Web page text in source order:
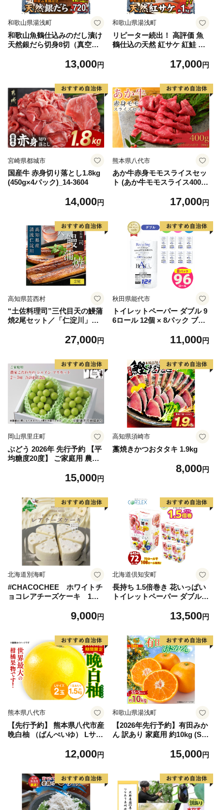
和歌山県湯浅町
和歌山魚鶴仕込みのだし漬け
天然銀だら切身8切（真空パ
製法 良質な脂 ふっくら 柔ら
ぶ だし漬け 煮付け ムニエル
味噌漬け 鍋物 冷凍 湯浅町 送
料無料_G7334
13,000円
和歌山県湯浅町
リピーター続出！ 高評価 魚
鶴仕込の天然 紅サケ 紅鮭 鮭
レビュー高評価 小分け 真空
海鮮 魚介 食品 食べ物 おかず
お弁当 水産加工品 冷凍 グル
メ お取り寄せ 和歌山県 湯浅
町 送料無料_G7317
17,000円
宮崎県都城市
国産牛 赤身切り落とし1.8kg
(450g×4パック)_14-3604
14,000円
熊本県八代市
あか牛赤身モモスライスセッ
ト (あか牛モモスライス400
17,000円
高知県芸西村
“土佐料理司”三代目天の鰻蒲
焼2尾セット／「仁淀川」水
殖 国産・高知県産〈高知市共
27,000円
秋田県能代市
トイレットペーパー ダブル 9
6ロール 12個 × 8パック ブラ
用品 消耗品 無香料 生活用品
11,000円
岡山県里庄町
ぶどう 2026年 先行予約 【平
均糖度20度】 ご家庭用 農家
ット 2～3房 合計約1.2kg ブ
直送 】
15,000円
高知県須崎市
藁焼きかつおタタキ 1.9kg
8,000円
北海道別海町
#CHACOCHEE ホワイトチ
ョコレアチーズケーキ 1ホ
海町,チーズ,ちーず,チーズケ
9,000円
北海道倶知安町
長持ち 1.5倍巻き 花いっぱい
トイレットペーパー ダブル 4
プリント ハーブ 香り付き 日
品 備蓄 送料無料 北海道 倶知
安町 日用品
13,500円
熊本県八代市
【先行予約】 熊本県八代市産
晩白柚 （ばんぺいゆ） Lサイ
もの フルーツ おやつ 特産 熊
12,000円
和歌山県湯浅町
【2026年先行予約】有田みか
ん 訳あり 家庭用 約10kg (S
ん フルーツ 柑橘 果物 果実
6098
15,000円